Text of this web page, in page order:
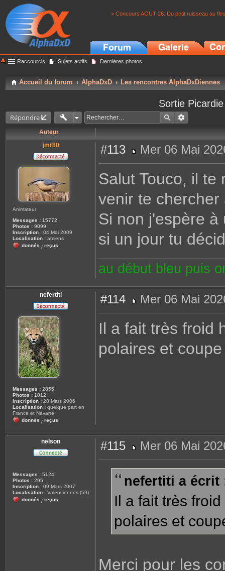
> Concours AOUT 26: Du petit ruisseau au
Raccourcis Sujets actifs Dernières photos
Accueil du forum AlphaDxD Les rencontres AlphaDxDiennes
Sortie
Répondre
Auteur
jmr80
Animateur
Messages : 15772
Photos : 9099
Inscription : 04 Mai 2009
Localisation : amiens
donnés / reçus
#113
e
Mer 06 Mai
Salut Touco, il te
venir te
Si non j'espère
si un jour tu
au début bleu puis
nefertiti
Messages : 2855
Photos : 1812
Inscription : 28 Mars 2006
Localisation : quelque part en
France et Navarre
donnés / reçus
#114
e
Mer 06 Mai
Il a fait très froid
polaires et
nelson
Messages : 5124
Photos : 295
Inscription : 09 Mars 2007
Localisation : Valenciennes (59)
donnés / reçus
#115
e
g
Mer 06 Mai
nefertiti a écrit
Il a fait très
polaires et
Merci pour les